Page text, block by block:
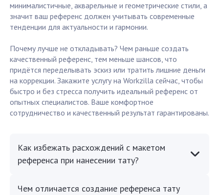
минималистичные, акварельные и геометрические стили, а
значит ваш референс должен учитывать современные
тенденции для актуальности и гармонии.
Почему лучше не откладывать? Чем раньше создать
качественный референс, тем меньше шансов, что
придётся переделывать эскиз или тратить лишние деньги
на коррекции. Закажите услугу на Workzilla сейчас, чтобы
быстро и без стресса получить идеальный референс от
опытных специалистов. Ваше комфортное
сотрудничество и качественный результат гарантированы.
Как избежать расхождений с макетом
референса при нанесении тату?
Чем отличается создание референса тату